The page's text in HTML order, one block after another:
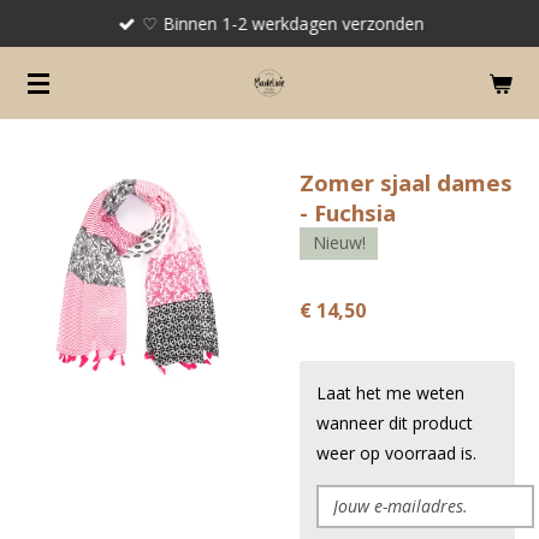
naar
de
♡ Binnen 1-2 werkdagen verzonden
Zomer sjaal dames
- Fuchsia
Nieuw!
€ 14,50
Laat het me weten
wanneer dit product
weer op voorraad is.